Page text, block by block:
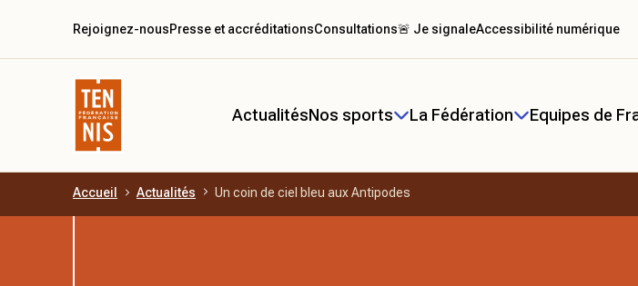
Aller au contenu principal
ActualitésNos sports La Fédération Equipes de
Rejoignez-nousPresse et accréditationsConsultations🚨 Je signaleAccessibilité numérique
Accueil Actualités Un coin de ciel bleu aux Antipodes